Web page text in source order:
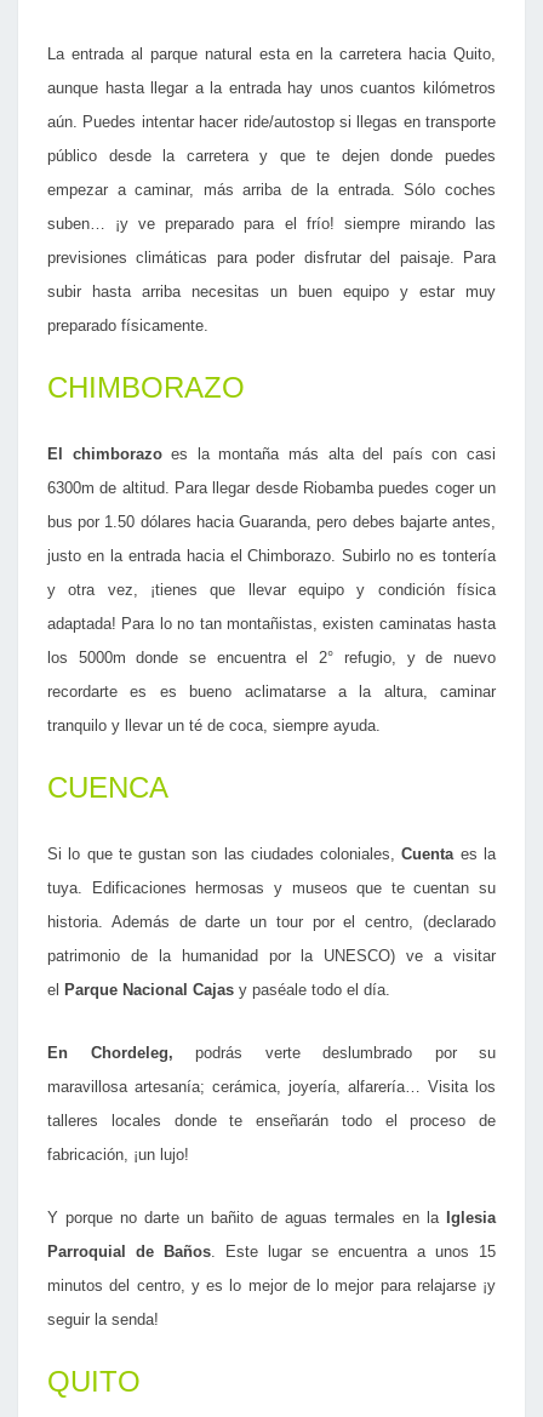
La entrada al parque natural esta en la carretera hacia Quito,
aunque hasta llegar a la entrada hay unos cuantos kilómetros
aún. Puedes intentar hacer ride/autostop si llegas en transporte
público desde la carretera y que te dejen donde puedes
empezar a caminar, más arriba de la entrada. Sólo coches
suben… ¡y ve preparado para el frío! siempre mirando las
previsiones climáticas para poder disfrutar del paisaje. Para
subir hasta arriba necesitas un buen equipo y estar muy
preparado físicamente.
CHIMBORAZO
El chimborazoes la montaña más alta del país con casi
6300m de altitud. Para llegar desde Riobamba puedes coger un
bus por 1.50 dólares hacia Guaranda, pero debes bajarte antes,
justo en la entrada hacia el Chimborazo. Subirlo no es tontería
y otra vez, ¡tienes que llevar equipo y condición física
adaptada! Para lo no tan montañistas, existen caminatas hasta
los 5000m donde se encuentra el 2° refugio, y de nuevo
recordarte es es bueno aclimatarse a la altura, caminar
tranquilo y llevar un té de coca, siempre ayuda.
CUENCA
Si lo que te gustan son las ciudades coloniales,Cuentaes la
tuya. Edificaciones hermosas y museos que te cuentan su
historia. Además de darte un tour por el centro, (declarado
patrimonio de la humanidad por la UNESCO) ve a visitar
el Parque Nacional Cajas y paséale todo el día.
En Chordeleg, podrás verte deslumbrado por su
maravillosa artesanía; cerámica, joyería, alfarería… Visita los
talleres locales donde te enseñarán todo el proceso de
fabricación, ¡un lujo!
Y porque no darte un bañito de aguas termales en la Iglesia
Parroquial de Baños. Este lugar se encuentra a unos 15
minutos del centro, y es lo mejor de lo mejor para relajarse ¡y
seguir la senda!
QUITO